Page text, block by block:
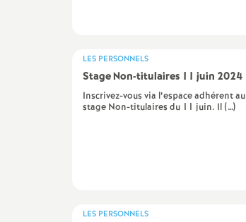
LES PERSONNELS
Stage Non-titulaires 11 juin 2024
Inscrivez-vous via l’espace adhérent au
stage Non-titulaires du 11 juin. Il (…)
LES PERSONNELS